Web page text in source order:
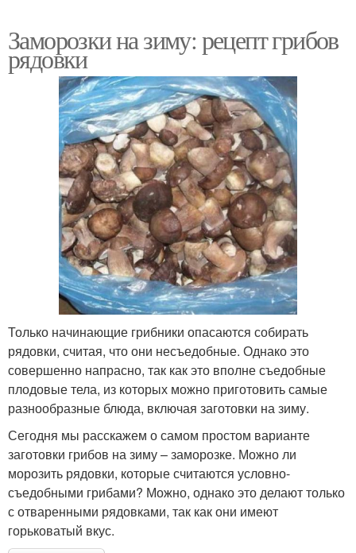
Заморозки на зиму: рецепт грибов
рядовки
Только начинающие грибники опасаются собирать
рядовки, считая, что они несъедобные. Однако это
совершенно напрасно, так как это вполне съедобные
плодовые тела, из которых можно приготовить самые
разнообразные блюда, включая заготовки на зиму.
Сегодня мы расскажем о самом простом варианте
заготовки грибов на зиму – заморозке. Можно ли
морозить рядовки, которые считаются условно-
съедобными грибами? Можно, однако это делают только
с отваренными рядовками, так как они имеют
горьковатый вкус.